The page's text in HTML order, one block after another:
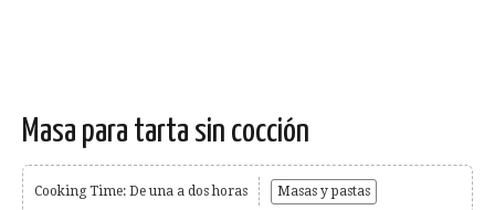
Masa para tarta sin cocción
Cooking Time: De una a dos horas Masas y pastas